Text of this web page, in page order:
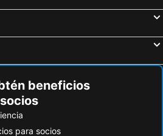
beneficios
para socios